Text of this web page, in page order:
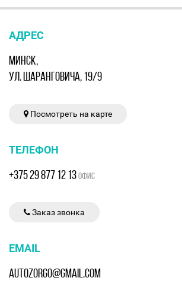
АДРЕС
МИНСК,
УЛ. ШАРАНГОВИЧА, 19/9
Посмотреть на карте
ТЕЛЕФОН
+375 29 877 12 13ОФИС
Заказ звонка
EMAIL
AUTOZORGO@GMAIL.COM